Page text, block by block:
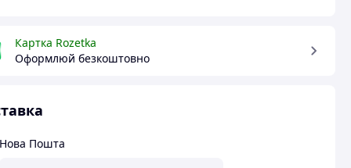
Картка Rozetka
Оформлюй безкоштовно
Пошта